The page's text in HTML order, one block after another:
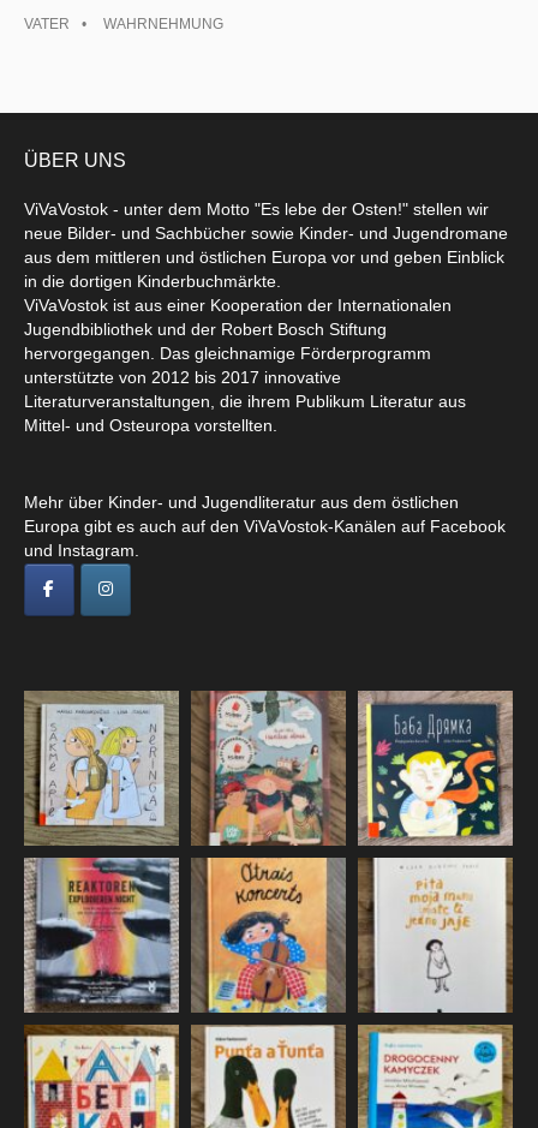
VATER
WAHRNEHMUNG
ÜBER UNS
ViVaVostok - unter dem Motto "Es lebe der Osten!" stellen wir
neue Bilder- und Sachbücher sowie Kinder- und Jugendromane
aus dem mittleren und östlichen Europa vor und geben Einblick
in die dortigen Kinderbuchmärkte.
ViVaVostok ist aus einer Kooperation der Internationalen
Jugendbibliothek und der Robert Bosch Stiftung
hervorgegangen. Das gleichnamige Förderprogramm
unterstützte von 2012 bis 2017 innovative
Literaturveranstaltungen, die ihrem Publikum Literatur aus
Mittel- und Osteuropa vorstellten.
Mehr über Kinder- und Jugendliteratur aus dem östlichen
Europa gibt es auch auf den ViVaVostok-Kanälen auf Facebook
und Instagram.